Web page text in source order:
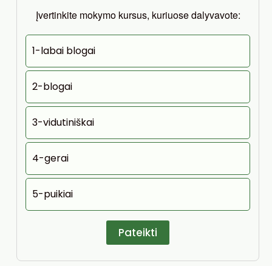
Įvertinkite mokymo kursus, kuriuose dalyvavote:
1-labai blogai
2-blogai
3-vidutiniškai
4-gerai
5-puikiai